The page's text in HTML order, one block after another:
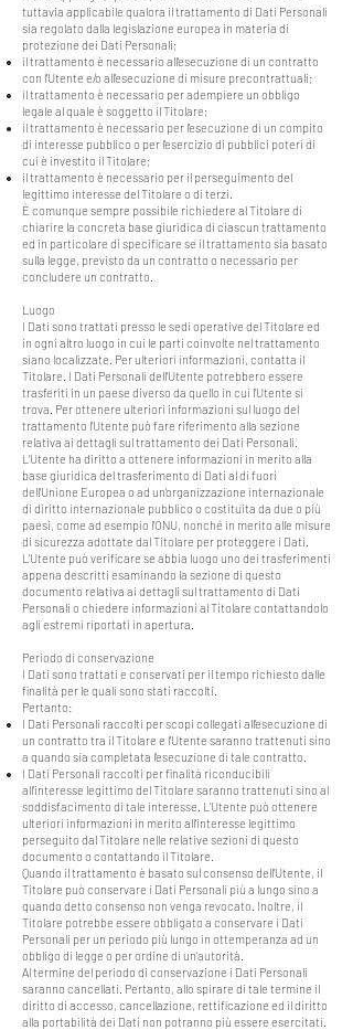
tuttavia applicabile qualora il trattamento di Dati Personali
sia regolato dalla legislazione europea in materia di
protezione dei Dati Personali;
il trattamento è necessario all'esecuzione di un contratto
con l’Utente e/o all'esecuzione di misure precontrattuali;
il trattamento è necessario per adempiere un obbligo
legale al quale è soggetto il Titolare;
il trattamento è necessario per l'esecuzione di un compito
di interesse pubblico o per l'esercizio di pubblici poteri di
cui è investito il Titolare;
il trattamento è necessario per il perseguimento del
legittimo interesse del Titolare o di terzi.
È comunque sempre possibile richiedere al Titolare di
chiarire la concreta base giuridica di ciascun trattamento
ed in particolare di specificare se il trattamento sia basato
sulla legge, previsto da un contratto o necessario per
concludere un contratto.
Luogo
I Dati sono trattati presso le sedi operative del Titolare ed
in ogni altro luogo in cui le parti coinvolte nel trattamento
siano localizzate. Per ulteriori informazioni, contatta il
Titolare. I Dati Personali dell’Utente potrebbero essere
trasferiti in un paese diverso da quello in cui l’Utente si
trova. Per ottenere ulteriori informazioni sul luogo del
trattamento l’Utente può fare riferimento alla sezione
relativa ai dettagli sul trattamento dei Dati Personali.
L’Utente ha diritto a ottenere informazioni in merito alla
base giuridica del trasferimento di Dati al di fuori
dell’Unione Europea o ad un’organizzazione internazionale
di diritto internazionale pubblico o costituita da due o più
paesi, come ad esempio l’ONU, nonché in merito alle misure
di sicurezza adottate dal Titolare per proteggere i Dati.
L’Utente può verificare se abbia luogo uno dei trasferimenti
appena descritti esaminando la sezione di questo
documento relativa ai dettagli sul trattamento di Dati
Personali o chiedere informazioni al Titolare contattandolo
agli estremi riportati in apertura.
Periodo di conservazione
I Dati sono trattati e conservati per il tempo richiesto dalle
finalità per le quali sono stati raccolti.
Pertanto:
I Dati Personali raccolti per scopi collegati all’esecuzione di
un contratto tra il Titolare e l’Utente saranno trattenuti sino
a quando sia completata l’esecuzione di tale contratto.
I Dati Personali raccolti per finalità riconducibili
all’interesse legittimo del Titolare saranno trattenuti sino al
soddisfacimento di tale interesse. L’Utente può ottenere
ulteriori informazioni in merito all’interesse legittimo
perseguito dal Titolare nelle relative sezioni di questo
documento o contattando il Titolare.
Quando il trattamento è basato sul consenso dell’Utente, il
Titolare può conservare i Dati Personali più a lungo sino a
quando detto consenso non venga revocato. Inoltre, il
Titolare potrebbe essere obbligato a conservare i Dati
Personali per un periodo più lungo in ottemperanza ad un
obbligo di legge o per ordine di un’autorità.
Al termine del periodo di conservazione i Dati Personali
saranno cancellati. Pertanto, allo spirare di tale termine il
diritto di accesso, cancellazione, rettificazione ed il diritto
alla portabilità dei Dati non potranno più essere esercitati.